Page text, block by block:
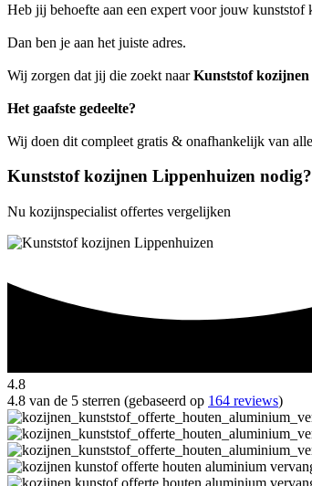
Heb jij behoefte aan een expert voor jouw
Dan ben je aan het juiste adres.
Wij zorgen dat jij die zoekt naarKunststof
Het gaafste gedeelte?
Wij doen dit compleet gratis & onafhankelijk van
Kunststof kozijnen Lippenhuizen nodig?
Nu kozijnspecialist offertes vergelijken
4.8
4.8 van de 5 sterren (gebaseerd op 164 reviews)